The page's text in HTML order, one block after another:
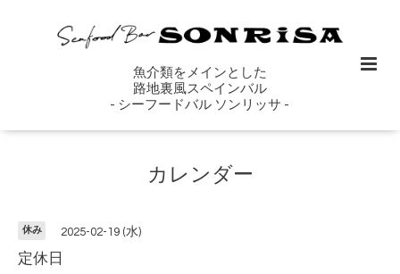
魚介類をメインとした
路地裏風スペインバル
- シーフードバル ソンリッサ -
カレンダー
休み 2025-02-19 (水)
定休日